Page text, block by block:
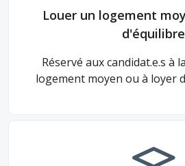
Louer un logement
d'équilibre
Réservé aux candidat.e.s à
logement moyen ou à loyer